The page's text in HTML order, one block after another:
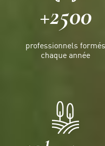
+2500
professionnels formés
chaque année